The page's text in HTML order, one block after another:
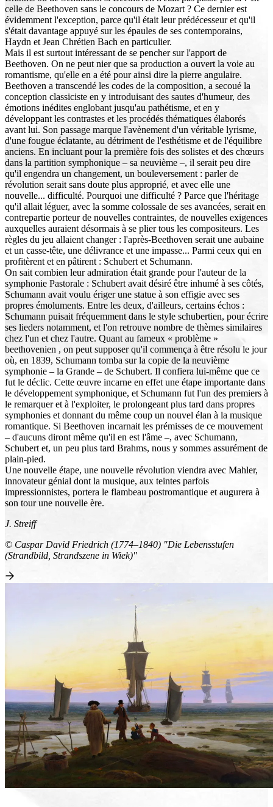
celle de Beethoven sans le concours de Mozart ? Ce dernier est
évidemment l'exception, parce qu'il était leur prédécesseur et qu'il
s'était davantage appuyé sur les épaules de ses contemporains,
Haydn et Jean Chrétien Bach en particulier.
Mais il est surtout intéressant de se pencher sur l'apport de
Beethoven. On ne peut nier que sa production a ouvert la voie au
romantisme, qu'elle en a été pour ainsi dire la pierre angulaire.
Beethoven a transcendé les codes de la composition, a secoué la
conception classiciste en y introduisant des sautes d'humeur, des
émotions inédites englobant jusqu'au pathétisme, et en y
développant les contrastes et les procédés thématiques élaborés
avant lui. Son passage marque l'avènement d'un véritable lyrisme,
d'une fougue éclatante, au détriment de l'esthétisme et de l'équilibre
anciens. En incluant pour la première fois des solistes et des chœurs
dans la partition symphonique – sa neuvième –, il serait peu dire
qu'il engendra un changement, un bouleversement : parler de
révolution serait sans doute plus approprié, et avec elle une
nouvelle... difficulté. Pourquoi une difficulté ? Parce que l'héritage
qu'il allait léguer, avec la somme colossale de ses avancées, serait en
contrepartie porteur de nouvelles contraintes, de nouvelles exigences
auxquelles auraient désormais à se plier tous les compositeurs. Les
règles du jeu allaient changer : l'après-Beethoven serait une aubaine
et un casse-tête, une délivrance et une impasse... Parmi ceux qui en
profitèrent et en pâtirent : Schubert et Schumann.
On sait combien leur admiration était grande pour l'auteur de la
symphonie Pastorale : Schubert avait désiré être inhumé à ses côtés,
Schumann avait voulu ériger une statue à son effigie avec ses
propres émoluments. Entre les deux, d'ailleurs, certains échos :
Schumann puisait fréquemment dans le style schubertien, pour écrire
ses lieders notamment, et l'on retrouve nombre de thèmes similaires
chez l'un et chez l'autre. Quant au fameux « problème »
beethovenien , on peut supposer qu'il commença à être résolu le jour
où, en 1839, Schumann tomba sur la copie de la neuvième
symphonie – la Grande – de Schubert. Il confiera lui-même que ce
fut le déclic. Cette œuvre incarne en effet une étape importante dans
le développement symphonique, et Schumann fut l'un des premiers à
le remarquer et à l'exploiter, le prolongeant plus tard dans propres
symphonies et donnant du même coup un nouvel élan à la musique
romantique. Si Beethoven incarnait les prémisses de ce mouvement
– d'aucuns diront même qu'il en est l'âme –, avec Schumann,
Schubert et, un peu plus tard Brahms, nous y sommes assurément de
plain-pied.
Une nouvelle étape, une nouvelle révolution viendra avec Mahler,
innovateur génial dont la musique, aux teintes parfois
impressionnistes, portera le flambeau postromantique et augurera à
son tour une nouvelle ère.
J. Streiff
© Caspar David Friedrich (1774–1840) "Die Lebensstufen
(Strandbild, Strandszene in Wiek)"